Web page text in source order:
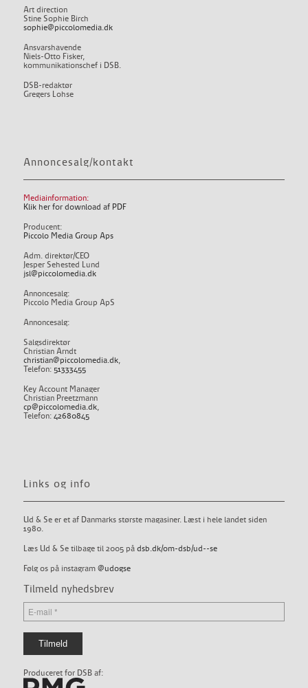
Art direction
Stine Sophie Birch
sophie@piccolomedia.dk
Ansvarshavende
Niels-Otto Fisker,
kommunikationschef i DSB.
DSB-redaktør
Gregers Lohse
Annoncesalg/kontakt
Mediainformation:
Klik her for download af PDF
Producent:
Piccolo Media Group Aps
Adm. direktør/CEO
Jesper Sehested Lund
jsl@piccolomedia.dk
Annoncesalg:
Piccolo Media Group ApS
Annoncesalg:
Salgsdirektør
Christian Arndt
christian@piccolomedia.dk,
Telefon: 51333455
Key Account Manager
Christian Preetzmann
cp@piccolomedia.dk,
Telefon: 42680845
Links og info
Ud & Se er et af Danmarks største magasiner. Læst i hele landet siden
1980.
Læs Ud & Se tilbage til 2005 på dsb.dk/om-dsb/ud--se
Følg os på instagram @udogse
Tilmeld nyhedsbrev
Produceret for DSB af: